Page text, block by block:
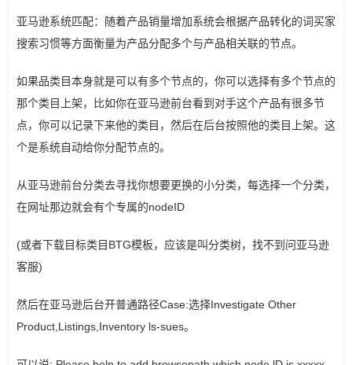
亚马逊系统匹配：随着产品销量增加系统会根据产品转化的词买家
搜索习惯等方面衡量为产品分配多个与产品相关联的节点。
如果品类目本身就是可以有多个节点的，你可以选择有多个节点的
那个类目上架，比如你在亚马逊前台看到对手这个产品有很多节
点，你可以记录下来他的类目，然后在后台按照他的类目上架。这
个是系统自动给你分配节点的。
从亚马逊前台分类去寻找你想要更换的小分类，每选择一个分类，
在网址那边就会有个专属的nodeID
(或者下载目标类目BTG模板，应该是叫分类树，找不到问亚马逊
客服)
然后在亚马逊后台开普通路径Case:选择Investigate Other
Product,Listings,Inventory ls-sues。